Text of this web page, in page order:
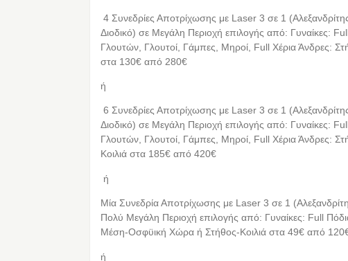
4 Συνεδρίες Αποτρίχωσης με Laser 3 σε 1
Διοδικό) σε Μεγάλη Περιοχή επιλογής από: Γυναίκες:
Γλουτών, Γλουτοί, Γάμπες, Μηροί, Full Χέρια Άνδρες:
στα 130€ από 280€
ή
6 Συνεδρίες Αποτρίχωσης με Laser 3 σε 1
Διοδικό) σε Μεγάλη Περιοχή επιλογής από: Γυναίκες:
Γλουτών, Γλουτοί, Γάμπες, Μηροί, Full Χέρια Άνδρες:
Κοιλιά στα 185€ από 420€
ή
Μία Συνεδρία Αποτρίχωσης με Laser 3 σε 1
Πολύ Μεγάλη Περιοχή επιλογής από: Γυναίκες: Full
Μέση-Οσφϋική Χώρα ή Στήθος-Κοιλιά στα 49€ από
ή